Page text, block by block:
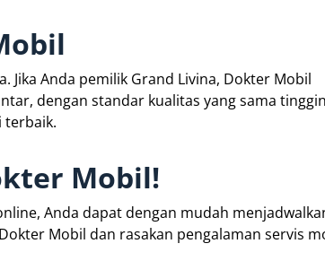
Jika Anda pemilik Grand Livina, Dokter Mobil
dengan standar kualitas yang sama
terbaik.
Mobil!
Anda dapat dengan mudah
Mobil dan rasakan pengalaman servis